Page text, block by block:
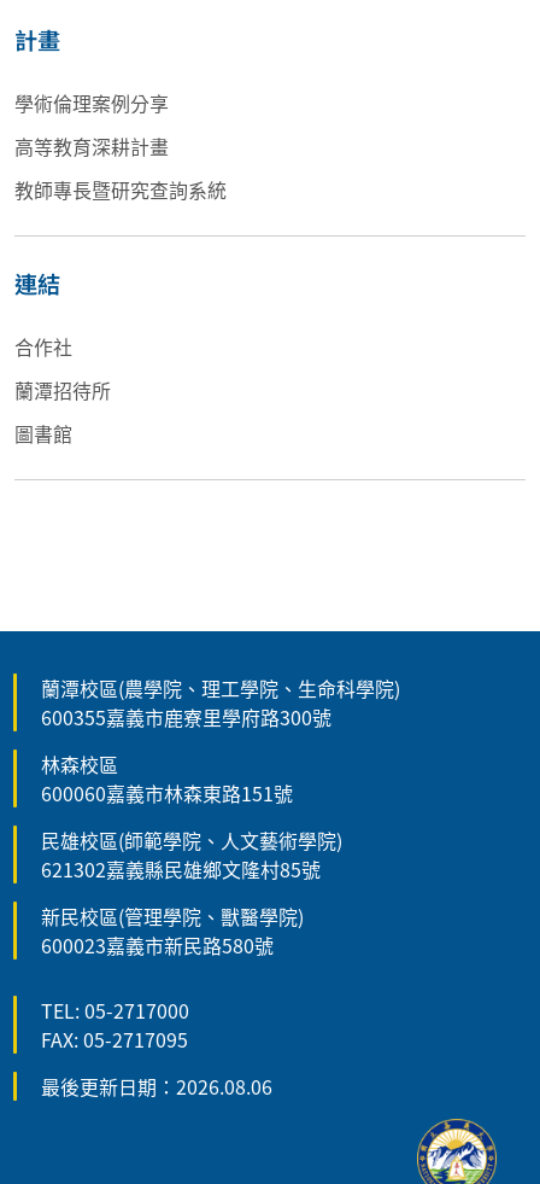
計畫
學術倫理案例分享
高等教育深耕計畫
教師專長暨研究查詢系統
連結
合作社
蘭潭招待所
圖書館
蘭潭校區(農學院、理工學院、生命科學院)
600355嘉義市鹿寮里學府路300號
林森校區
600060嘉義市林森東路151號
民雄校區(師範學院、人文藝術學院)
621302嘉義縣民雄鄉文隆村85號
新民校區(管理學院、獸醫學院)
600023嘉義市新民路580號
TEL: 05-2717000
FAX: 05-2717095
最後更新日期：2026.08.06